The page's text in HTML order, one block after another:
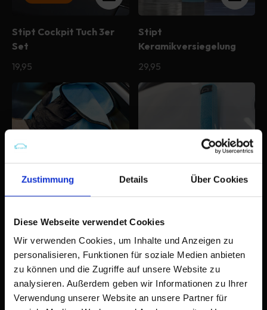
Zustimmung Details Über Cookies
Diese Webseite verwendet Cookies
Wir verwenden Cookies, um Inhalte und Anzeigen zu
personalisieren, Funktionen für soziale Medien anbieten
zu können und die Zugriffe auf unsere Website zu
analysieren. Außerdem geben wir Informationen zu Ihrer
Verwendung unserer Website an unsere Partner für
Stipt Cockpit Tuch 3er
Set
Normaler
Preis
19,95
Stipt
Keramikversiegelung
Normaler
Preis
29,95
Stipt Glas Tuch
Normaler
Preis
19,95
Stipt 3D Clay Tuch
Normaler
Preis
29,95